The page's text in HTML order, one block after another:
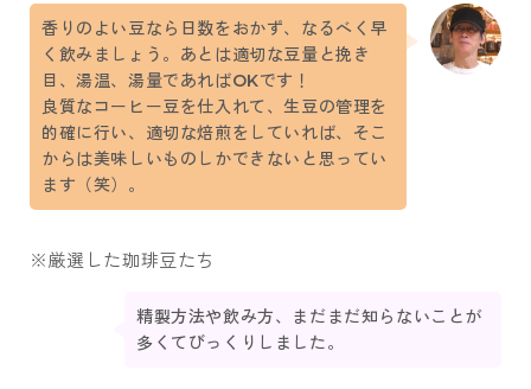
香りのよい豆なら日数をおかず、なるべく早
く飲みましょう。あとは適切な豆量と挽き
目、湯温、湯量であればOKです！
良質なコーヒー豆を仕入れて、生豆の管理を
的確に行い、適切な焙煎をしていれば、そこ
からは美味しいものしかできないと思ってい
ます（笑）。
※厳選した珈琲豆たち
精製方法や飲み方、まだまだ知らないことが
多くてびっくりしました。